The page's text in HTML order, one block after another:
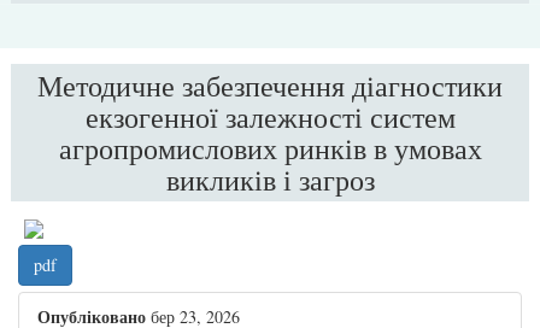
Методичне забезпечення діагностики
екзогенної залежності систем
агропромислових ринків в умовах
викликів і загроз
pdf
Опубліковано бер 23, 2026